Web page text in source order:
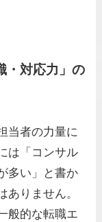
・対応力」の
当者の力量に
は「コンサル
多い」と書か
ありません。
般的な転職エ